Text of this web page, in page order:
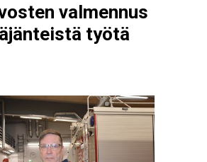
valmennus
työtä